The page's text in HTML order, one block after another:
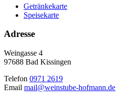
Getränkekarte
Speisekarte
Adresse
Weingasse 4
97688 Bad Kissingen
Telefon 0971 2619
Email mail@weinstube-hofmann.de